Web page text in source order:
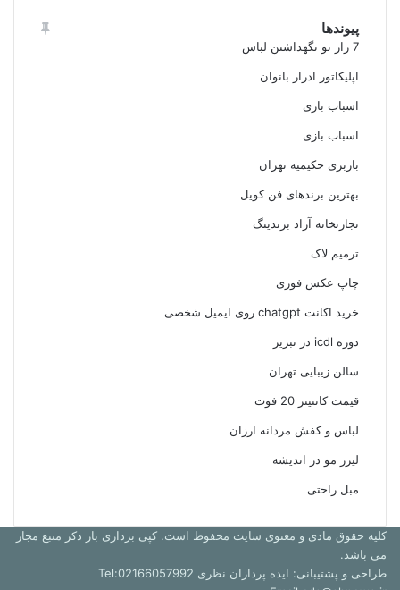
پیوندها
7 راز نو نگهداشتن لباس
اپلیکاتور ادرار بانوان
اسباب بازی
اسباب بازی
باربری حکیمیه تهران
بهترین برندهای فن کویل
تجارتخانه آراد برندینگ
ترمیم لاک
چاپ عکس فوری
خرید اکانت chatgpt روی ایمیل شخصی
دوره icdl در تبریز
سالن زیبایی تهران
قیمت کانتینر 20 فوت
لباس و کفش مردانه ارزان
لیزر مو در اندیشه
مبل راحتی
کلیه حقوق مادی و معنوی سایت محفوظ است. کپی برداری باز ذکر منبع مجاز
می باشد.
طراحی و پشتیبانی: ایده پردازان نظری Tel:02166057992